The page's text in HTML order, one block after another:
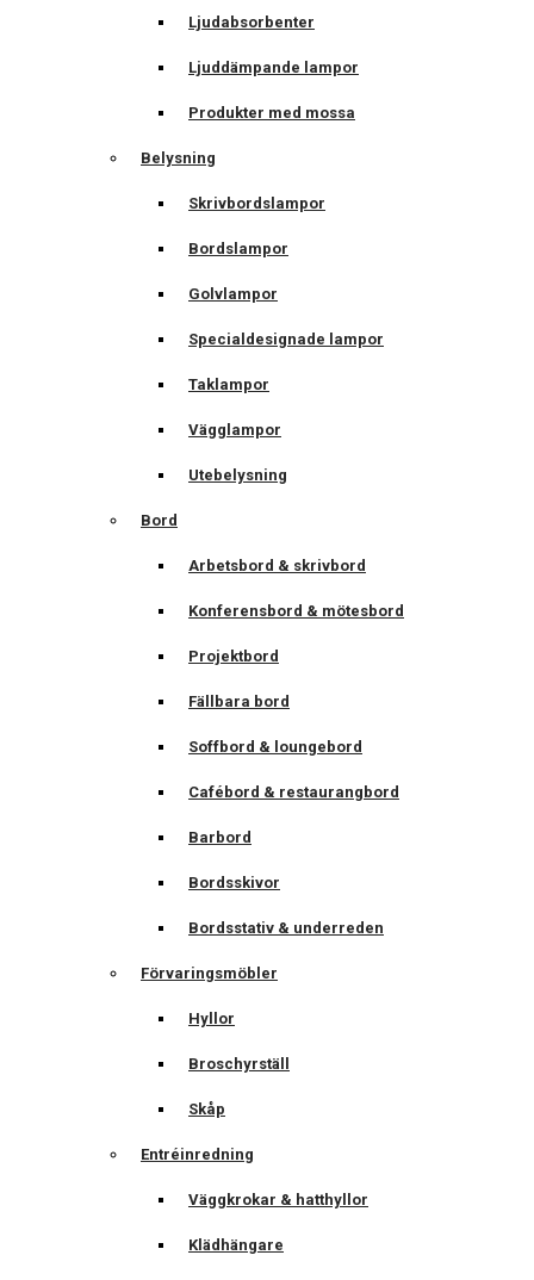
Ljudabsorbenter
Ljuddämpande lampor
Produkter med mossa
Belysning
Skrivbordslampor
Bordslampor
Golvlampor
Specialdesignade lampor
Taklampor
Vägglampor
Utebelysning
Bord
Arbetsbord & skrivbord
Konferensbord & mötesbord
Projektbord
Fällbara bord
Soffbord & loungebord
Cafébord & restaurangbord
Barbord
Bordsskivor
Bordsstativ & underreden
Förvaringsmöbler
Hyllor
Broschyrställ
Skåp
Entréinredning
Väggkrokar & hatthyllor
Klädhängare